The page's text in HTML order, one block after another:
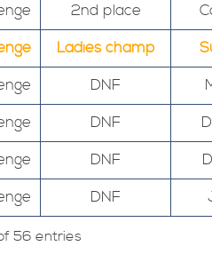
2nd place
Ladies champ
DNF
DNF
DNF
DNF
56 entries